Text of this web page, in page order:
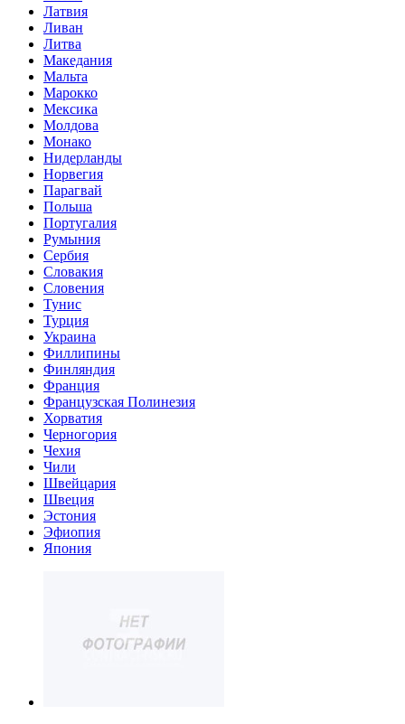
Латвия
Ливан
Литва
Македания
Мальта
Марокко
Мексика
Молдова
Монако
Нидерланды
Норвегия
Парагвай
Польша
Португалия
Румыния
Сербия
Словакия
Словения
Тунис
Турция
Украина
Филлипины
Финляндия
Франция
Французская Полинезия
Хорватия
Черногория
Чехия
Чили
Швейцария
Швеция
Эстония
Эфиопия
Япония